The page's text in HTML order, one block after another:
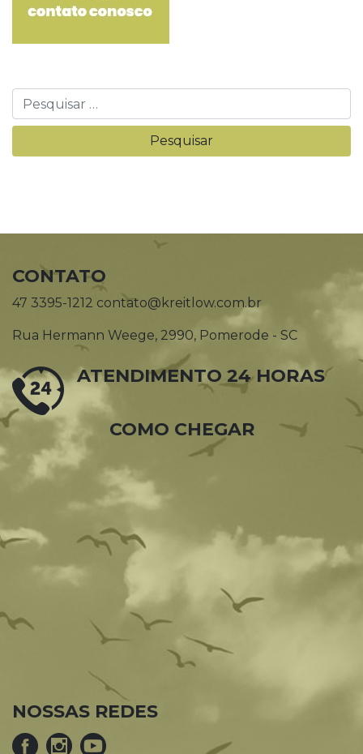
CONTATO
47 3395-1212 contato@kreitlow.com.br
Rua Hermann Weege, 2990, Pomerode - SC
ATENDIMENTO 24 HORAS
COMO CHEGAR
NOSSAS REDES